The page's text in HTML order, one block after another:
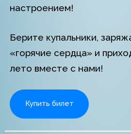
настроением!
Берите купальники,
«горячие сердца» и
лето вместе с нами!
Купить билет